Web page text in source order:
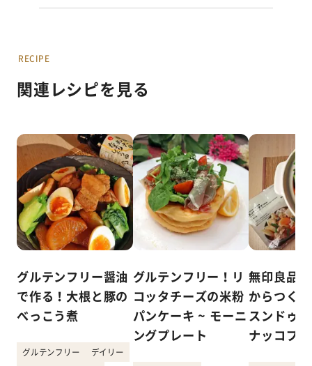
RECIPE
関連レシピを見る
グルテンフリー醤油
で作る！大根と豚の
べっこう煮
グルテンフリー デイリー
グルテンフリー！リ
コッタチーズの米粉
パンケーキ ~ モーニ
ングプレート
無印良品
からつく
スンドゥ
ナッコプセ